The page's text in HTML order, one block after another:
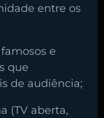
entre os
e
que
de audiência;
(TV aberta,